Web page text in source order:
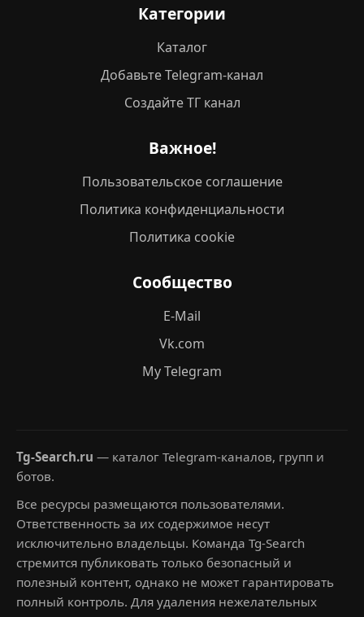
Категории
Каталог
Добавьте Telegram-канал
Создайте ТГ канал
Важное!
Пользовательское соглашение
Политика конфиденциальности
Политика cookie
Сообщество
E-Mail
Vk.com
My Telegram
Tg-Search.ru — каталог Telegram-каналов, групп и
ботов.
Все ресурсы размещаются пользователями.
Ответственность за их содержимое несут
исключительно владельцы. Команда Tg-Search
стремится публиковать только безопасный и
полезный контент, однако не может гарантировать
полный контроль. Для удаления нежелательных